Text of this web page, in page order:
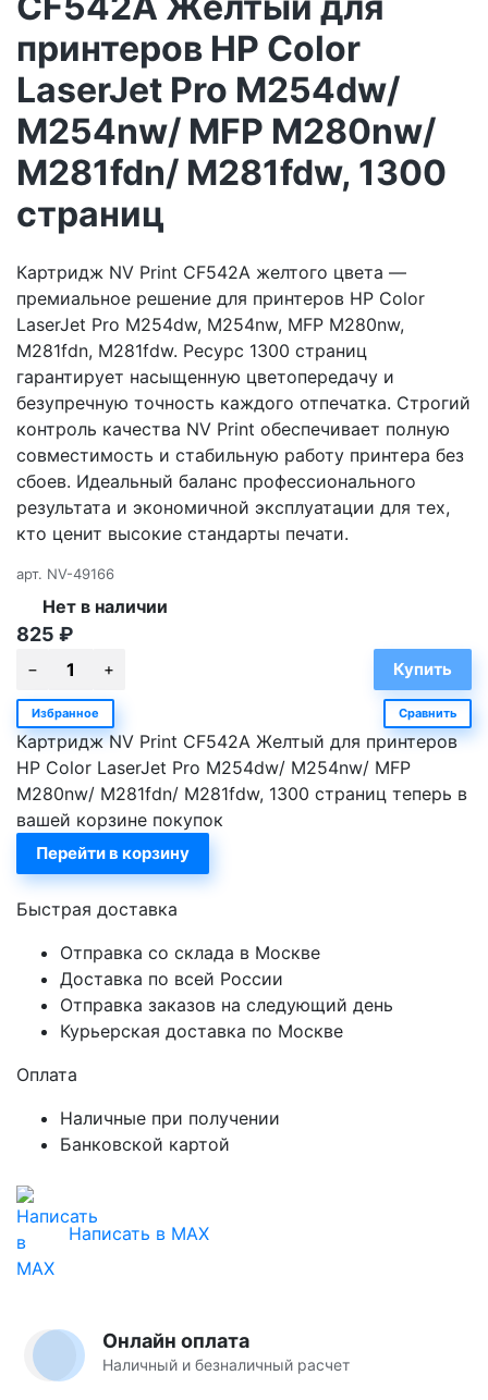
принтеров HP Color
LaserJet Pro M254dw/
M254nw/ MFP M280nw/
M281fdn/ M281fdw, 1300
страниц
Картридж NV Print CF542A желтого цвета —
премиальное решение для принтеров HP Color
LaserJet Pro M254dw, M254nw, MFP M280nw,
M281fdn, M281fdw. Ресурс 1300 страниц
гарантирует насыщенную цветопередачу и
безупречную точность каждого отпечатка. Строгий
контроль качества NV Print обеспечивает полную
совместимость и стабильную работу принтера без
сбоев. Идеальный баланс профессионального
результата и экономичной эксплуатации для тех,
кто ценит высокие стандарты печати.
арт. NV-49166
Нет в наличии
825 ₽
Избранное Сравнить
Картридж NV Print CF542A Желтый для принтеров
HP Color LaserJet Pro M254dw/ M254nw/ MFP
M280nw/ M281fdn/ M281fdw, 1300 страниц теперь в
вашей корзине покупок
Перейти в корзину
Быстрая доставка
Отправка со склада в Москве
Доставка по всей России
Отправка заказов на следующий день
Курьерская доставка по Москве
Оплата
Наличные при получении
Банковской картой
Написать в MAX
Онлайн оплата
Наличный и безналичный расчет